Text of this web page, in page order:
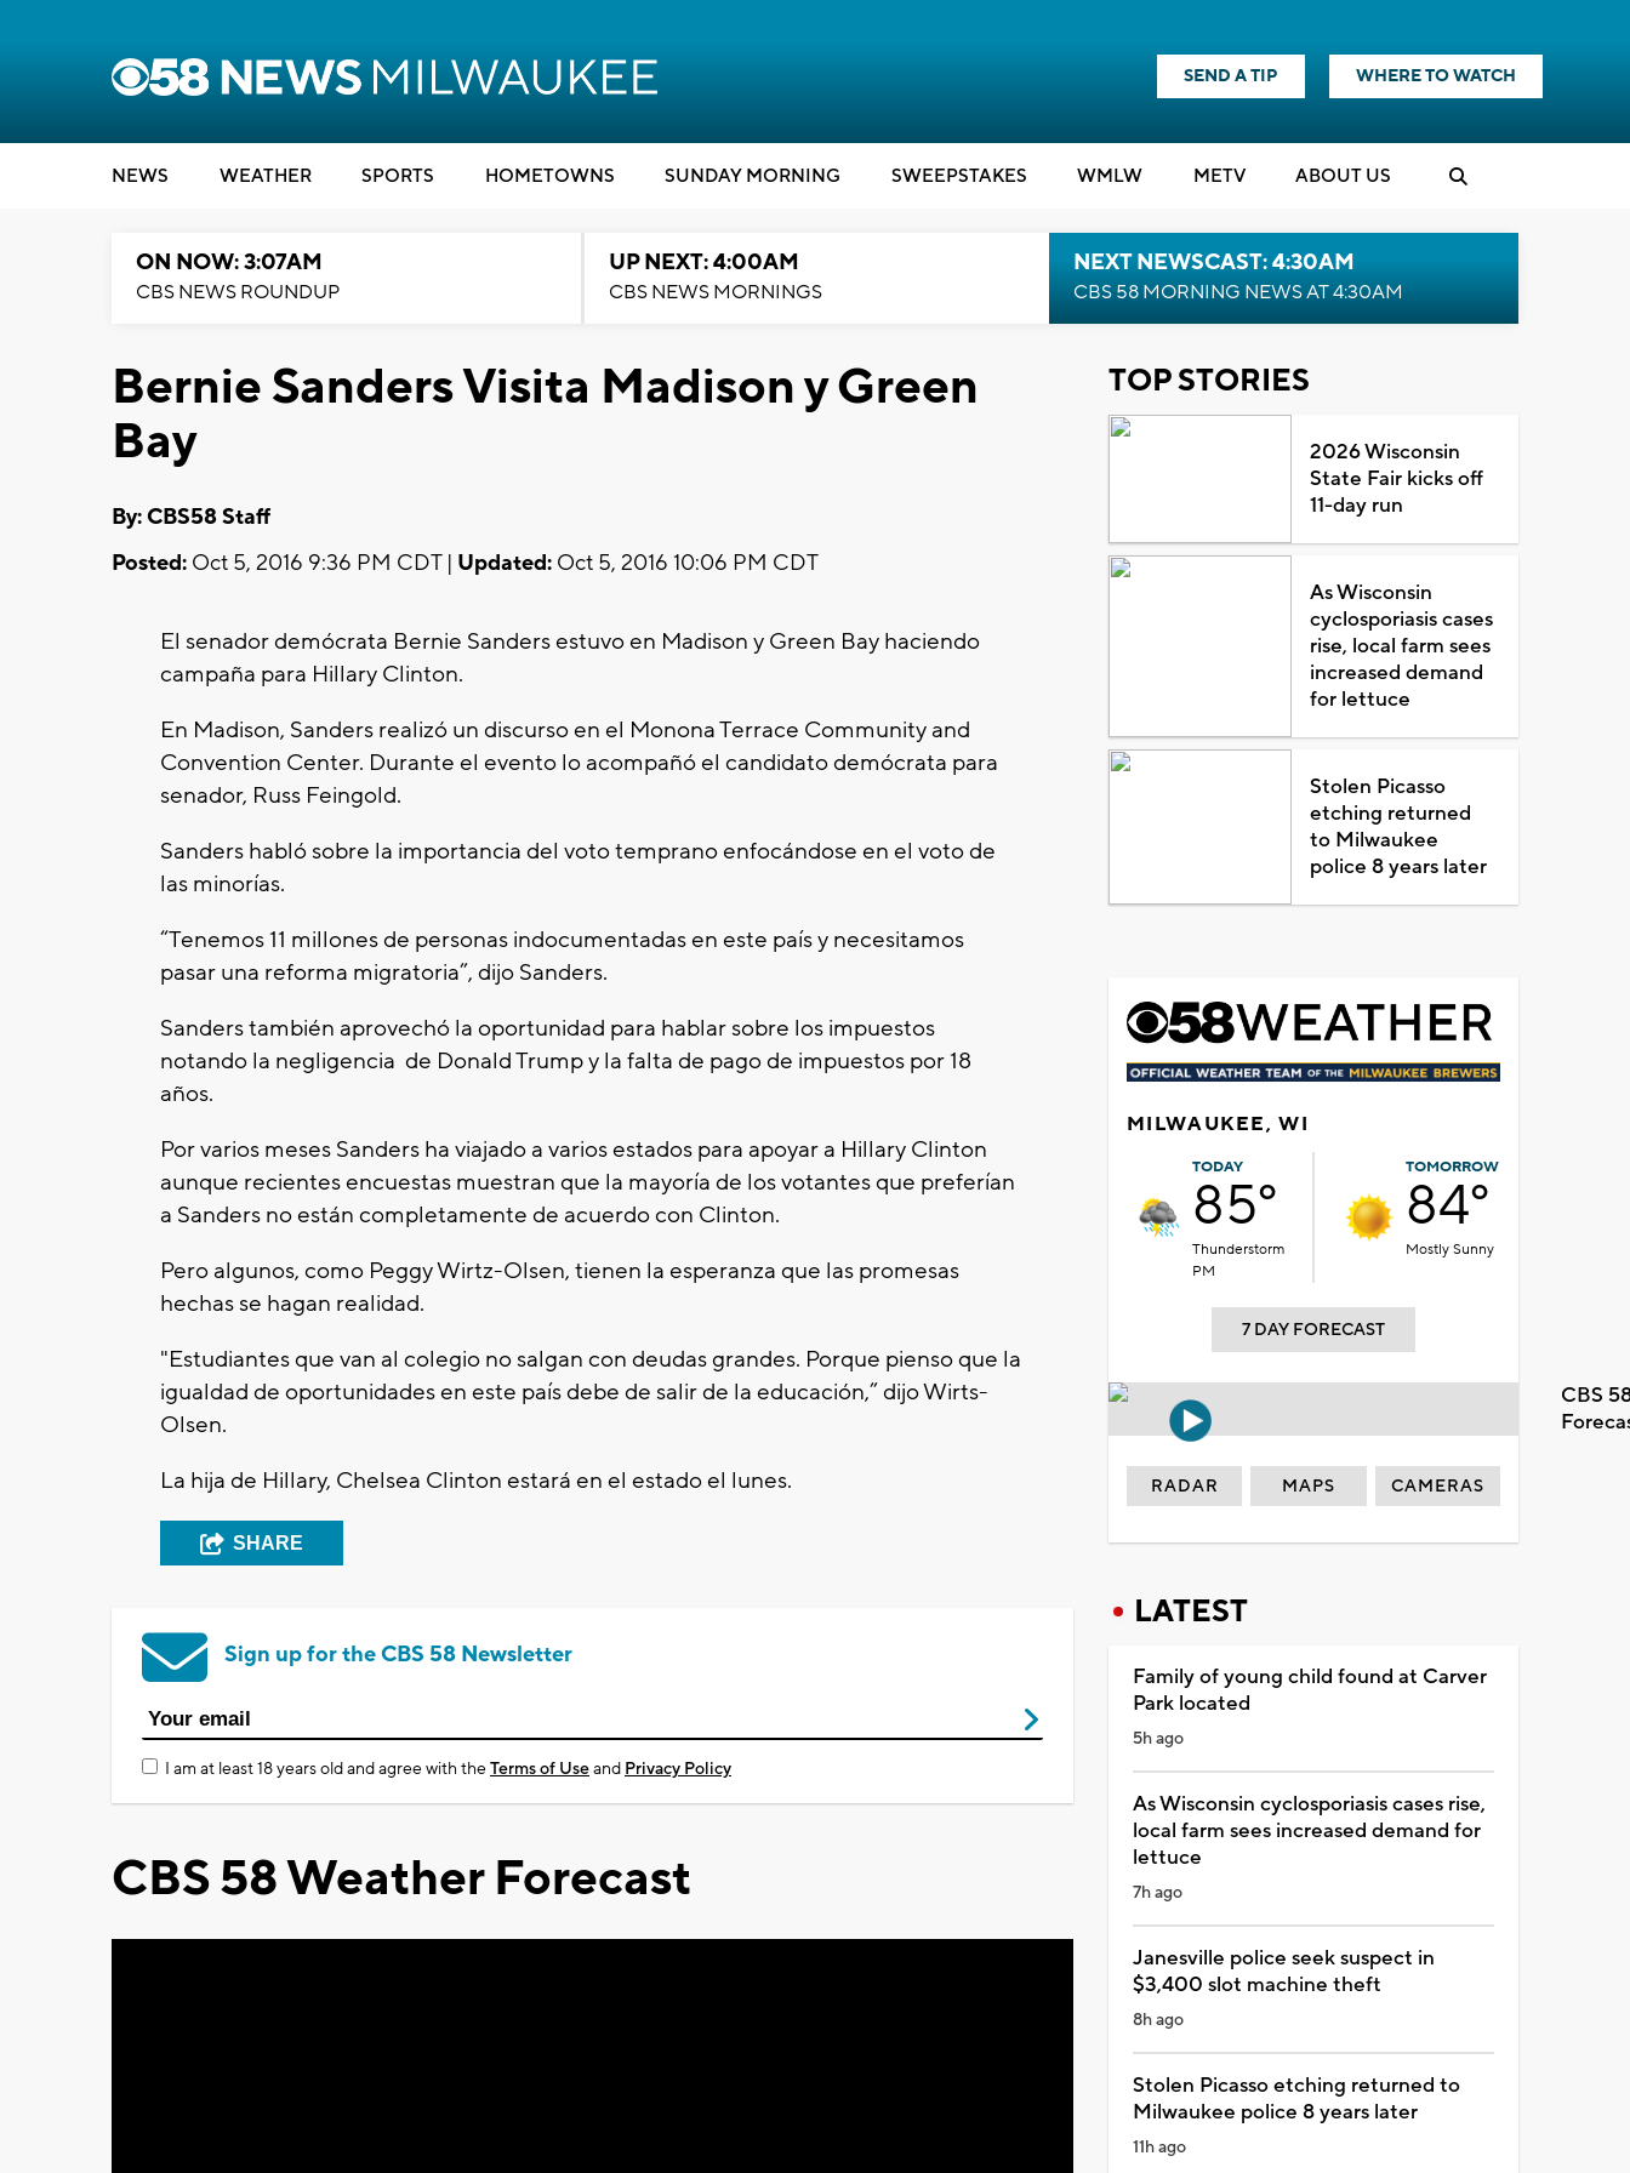
SEND A TIP WHERE TO WATCH
NEWS WEATHER SPORTS HOMETOWNS SUNDAY MORNING SWEEPSTAKES WMLW METV ABOUT US
ON NOW: 3:07AM
CBS NEWS ROUNDUP
UP NEXT: 4:00AM
CBS NEWS MORNINGS
NEXT NEWSCAST: 4:30AM
CBS 58 MORNING NEWS AT 4:30AM
Bernie Sanders Visita Madison y Green
Bay
By: CBS58 Staff
Posted: Oct 5, 2016 9:36 PM CDT | Updated: Oct 5, 2016 10:06 PM CDT
El senador demócrata Bernie Sanders estuvo en Madison y Green Bay haciendo
campaña para Hillary Clinton.
En Madison, Sanders realizó un discurso en el Monona Terrace Community and
Convention Center. Durante el evento lo acompañó el candidato demócrata para
senador, Russ Feingold.
Sanders habló sobre la importancia del voto temprano enfocándose en el voto de
las minorías.
“Tenemos 11 millones de personas indocumentadas en este país y necesitamos
pasar una reforma migratoria”, dijo Sanders.
Sanders también aprovechó la oportunidad para hablar sobre los impuestos
notando la negligencia de Donald Trump y la falta de pago de impuestos por 18
años.
Por varios meses Sanders ha viajado a varios estados para apoyar a Hillary Clinton
aunque recientes encuestas muestran que la mayoría de los votantes que preferían
a Sanders no están completamente de acuerdo con Clinton.
Pero algunos, como Peggy Wirtz-Olsen, tienen la esperanza que las promesas
hechas se hagan realidad.
"Estudiantes que van al colegio no salgan con deudas grandes. Porque pienso que la
igualdad de oportunidades en este país debe de salir de la educación,” dijo Wirts-
Olsen.
La hija de Hillary, Chelsea Clinton estará en el estado el lunes.
SHARE
Sign up for the CBS 58 Newsletter
I am at least 18 years old and agree with theTerms of Useand Privacy Policy
CBS 58 Weather Forecast
TOP STORIES
2026 Wisconsin
State Fair kicks off
11-day run
As Wisconsin
cyclosporiasis cases
rise, local farm sees
increased demand
for lettuce
Stolen Picasso
etching returned
to Milwaukee
police 8 years later
MILWAUKEE, WI
TODAY
85°
Thunderstorm
PM
TOMORROW
84°
Mostly Sunny
7 DAY FORECAST
CBS
RADAR MAPS CAMERAS
LATEST
Family of young child found at Carver
Park located
5h ago
As Wisconsin cyclosporiasis cases rise,
local farm sees increased demand for
lettuce
7h ago
Janesville police seek suspect in
$3,400 slot machine theft
8h ago
Stolen Picasso etching returned to
Milwaukee police 8 years later
11h ago